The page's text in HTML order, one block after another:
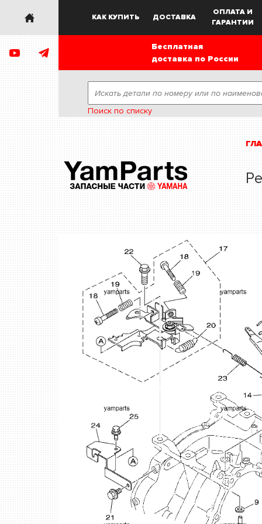
КАК КУПИТЬ ДОСТАВКА
ОПЛАТА И
ГАРАНТИИ
Бесплатная
доставка по России
Поиск по списку